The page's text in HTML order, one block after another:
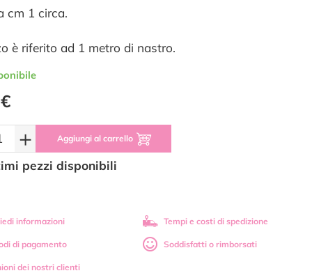
cm 1 circa.
è riferito ad 1 metro di nastro.
+ Aggiungi al carrello
pezzi disponibili
informazioni Tempi e costi di spedizione
di pagamento Soddisfatti o rimborsati
dei nostri clienti